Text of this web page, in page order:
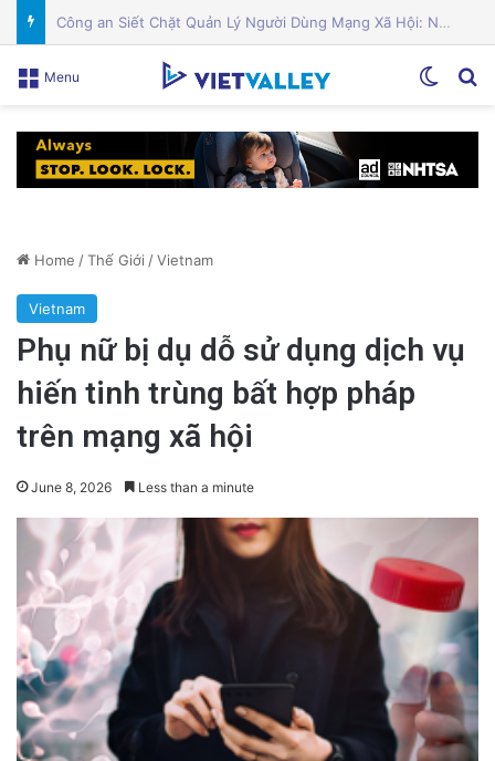
Ứng cử viên nhà vượt qua cuộc bầu cử sơ bộ, đánh bại người được Trump ủng hộ dù đã ngừng chiến dịch
Menu
Home /Thế Giới /Vietnam
Vietnam
Phụ nữ bị dụ dỗ sử dụng dịch vụ
hiến tinh trùng bất hợp pháp
trên mạng xã hội
June 8, 2026 Less than a minute